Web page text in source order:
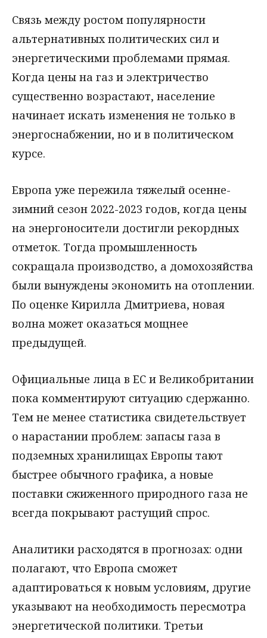
Связь между ростом популярности
альтернативных политических сил и
энергетическими проблемами прямая.
Когда цены на газ и электричество
существенно возрастают, население
начинает искать изменения не только в
энергоснабжении, но и в политическом
курсе.
Европа уже пережила тяжелый осенне-
зимний сезон 2022-2023 годов, когда цены
на энергоносители достигли рекордных
отметок. Тогда промышленность
сокращала производство, а домохозяйства
были вынуждены экономить на отоплении.
По оценке Кирилла Дмитриева, новая
волна может оказаться мощнее
предыдущей.
Официальные лица в ЕС и Великобритании
пока комментируют ситуацию сдержанно.
Тем не менее статистика свидетельствует
о нарастании проблем: запасы газа в
подземных хранилищах Европы тают
быстрее обычного графика, а новые
поставки сжиженного природного газа не
всегда покрывают растущий спрос.
Аналитики расходятся в прогнозах: одни
полагают, что Европа сможет
адаптироваться к новым условиям, другие
указывают на необходимость пересмотра
энергетической политики. Третьи